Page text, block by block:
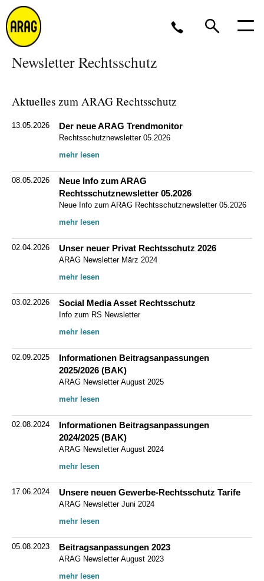
Montag bis Freitag 8 bis 17 Uhr, oder per
Newsletter Rechtsschutz
Aktuelles zum ARAG Rechtsschutz
13.05.2026 Der neue ARAG Trendmonitor
Rechtsschutznewsletter 05.2026
mehr lesen
08.05.2026
Neue Info zum ARAG
Rechtsschutznewsletter 05.2026
Neue Info zum ARAG Rechtsschutznewsletter 05.2026
mehr lesen
02.04.2026 Unser neuer Privat Rechtsschutz 2026
ARAG Newsletter März 2024
mehr lesen
03.02.2026 Social Media Asset Rechtsschutz
Info zum RS Newsletter
mehr lesen
02.09.2025
Informationen Beitragsanpassungen
2025/2026 (BAK)
ARAG Newsletter August 2025
mehr lesen
02.08.2024
Informationen Beitragsanpassungen
2024/2025 (BAK)
ARAG Newsletter August 2024
mehr lesen
17.06.2024 Unsere neuen Gewerbe-Rechtsschutz Tarife
ARAG Newsletter Juni 2024
mehr lesen
05.08.2023 Beitragsanpassungen 2023
ARAG Newsletter August 2023
mehr lesen